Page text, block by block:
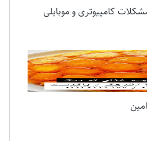
کامپیوتری و موبایلی